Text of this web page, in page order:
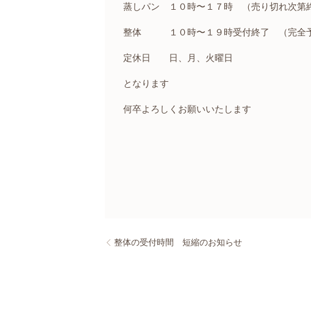
蒸しパン １０時〜１７時 （売り切れ次第
整体 １０時〜１９時受付終了 （完全予
定休日 日、月、火曜日
となります
何卒よろしくお願いいたします
整体の受付時間 短縮のお知らせ